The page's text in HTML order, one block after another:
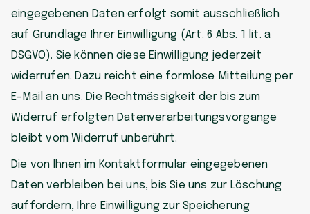
eingegebenen Daten erfolgt somit ausschließlich
auf Grundlage Ihrer Einwilligung (Art. 6 Abs. 1 lit. a
DSGVO). Sie können diese Einwilligung jederzeit
widerrufen. Dazu reicht eine formlose Mitteilung per
E-Mail an uns. Die Rechtmässigkeit der bis zum
Widerruf erfolgten Datenverarbeitungsvorgänge
bleibt vom Widerruf unberührt.
Die von Ihnen im Kontaktformular eingegebenen
Daten verbleiben bei uns, bis Sie uns zur Löschung
auffordern, Ihre Einwilligung zur Speicherung